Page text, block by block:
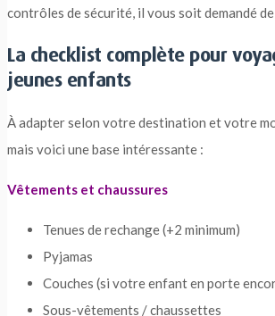
contrôles de sécurité, il vous soit demandé
La checklist complète pour
jeunes enfants
À adapter selon votre destination et votre
mais voici une base intéressante :
Vêtements et chaussures
Tenues de rechange (+2 minimum)
Pyjamas
Couches (si votre enfant en porte
Sous-vêtements / chaussettes